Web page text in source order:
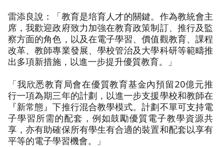
雷添良說：「教育是培育人才的關鍵。作為教統會主
席，我歡迎政府致力加強在教育政策制訂、推行及監
察方面的角色，以及在電子學習、價值觀教育、課程
改革、教師專業發展、學校管治及大學科研等範疇推
出多項新措施，以進一步提升優質教育。」
「我欣悉教育局會在優質教育基金內預留20億元推
行一項為期三年的計劃，以進一步支援學校和教師在
『新常態』下推行混合教學模式。計劃不單可支持電
子學習所需的配套，例如鼓勵優質電子教學資源共
享，亦有助確保所有學生有合適的裝置和配套以享有
平等的電子學習機會。」